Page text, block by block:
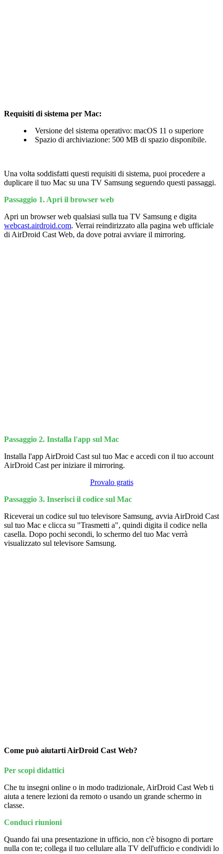
Requisiti di sistema per Mac:
Versione del sistema operativo: macOS 11 o superiore
Spazio di archiviazione: 500 MB di spazio disponibile.
Una volta soddisfatti questi requisiti di sistema, puoi procedere a
duplicare il tuo Mac su una TV Samsung seguendo questi passaggi.
Passaggio 1. Apri il browser web
Apri un browser web qualsiasi sulla tua TV Samsung e digita
webcast.airdroid.com. Verrai reindirizzato alla pagina web ufficiale
di AirDroid Cast Web, da dove potrai avviare il mirroring.
Passaggio 2. Installa l'app sul Mac
Installa l'app AirDroid Cast sul tuo Mac e accedi con il tuo account
AirDroid Cast per iniziare il mirroring.
Provalo gratis
Passaggio 3. Inserisci il codice sul Mac
Riceverai un codice sul tuo televisore Samsung, avvia AirDroid Cast
sul tuo Mac e clicca su "Trasmetti a", quindi digita il codice nella
casella. Dopo pochi secondi, lo schermo del tuo Mac verrà
visualizzato sul televisore Samsung.
Come può aiutarti AirDroid Cast Web?
Per scopi didattici
Che tu insegni online o in modo tradizionale, AirDroid Cast Web ti
aiuta a tenere lezioni da remoto o usando un grande schermo in
classe.
Conduci riunioni
Quando fai una presentazione in ufficio, non c'è bisogno di portare
nulla con te; collega il tuo cellulare alla TV dell'ufficio e condividi lo